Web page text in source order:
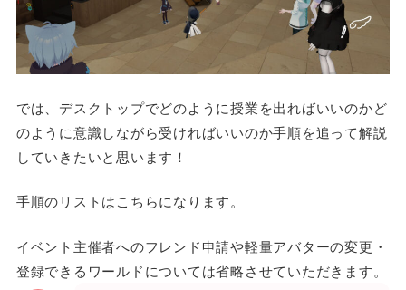
では、デスクトップでどのように授業を出ればいいのかど
のように意識しながら受ければいいのか手順を追って解説
していきたいと思います！
手順のリストはこちらになります。
イベント主催者へのフレンド申請や軽量アバターの変更・
登録できるワールドについては省略させていただきます。